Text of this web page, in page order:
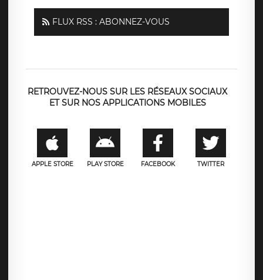
FLUX RSS : ABONNEZ-VOUS
RETROUVEZ-NOUS SUR LES RÉSEAUX SOCIAUX
ET SUR NOS APPLICATIONS MOBILES
APPLE STORE PLAY STORE FACEBOOK TWITTER